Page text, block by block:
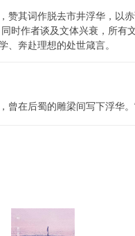
， 赞其词作脱去市井浮华， 以
同时作者谈及文体兴衰， 所有
、 奔赴理想的处世箴言。
曾在后蜀的雕梁间写下浮华